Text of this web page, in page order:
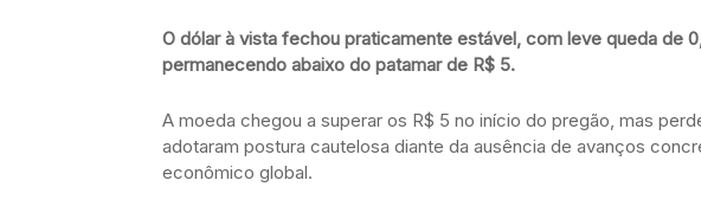
O dólar à vista fechou praticamente estável, com leve queda de
permanecendo abaixo do patamar de R$ 5.
A moeda chegou a superar os R$ 5 no início do pregão, mas
adotaram postura cautelosa diante da ausência de avanços
econômico global.